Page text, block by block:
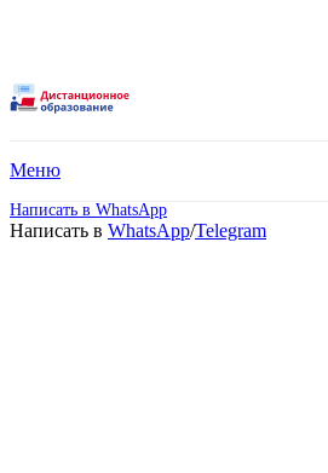
Меню
Написать в WhatsApp
Написать в WhatsApp/Telegram